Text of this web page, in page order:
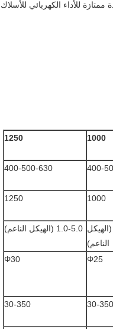
للأداء الكهربائي للأسلاك
1000
1250
400-
400-500-630
1000
1250
1.0-5.0 (الهيكل
الناعم)
1.0-5.0 (الهيكل الناعم)
Φ25
Φ30
30-350
30-350